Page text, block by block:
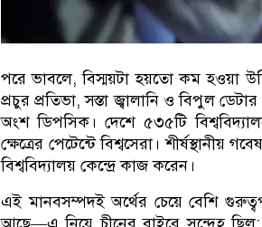
পরে ভাবলে,বিস্ময়টা হয়তো কম হওয়া
প্রচুর প্রতিভা,সস্তা জ্বালানি ও বিপুল
অংশ ডিপসিক। দেশে ৫৩৫টি
ক্ষেত্রের পেটেন্টে বিশ্বসেরা।
বিশ্ববিদ্যালয় কেন্দ্রে কাজ করেন।
এই মানবসম্পদই অর্থের চেয়ে বেশি